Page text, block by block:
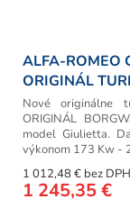
ALFA-ROMEO
ORIGINÁL
1 012,48 € bez DPH
1 245,35 €
Nové originálne
ORIGINÁL
model Giulietta.
výkonom 173 Kw -